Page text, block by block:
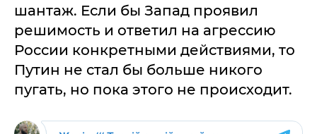
шантаж. Если бы Запад проявил
решимость и ответил на агрессию
России конкретными действиями, то
Путин не стал бы больше никого
пугать, но пока этого не происходит.